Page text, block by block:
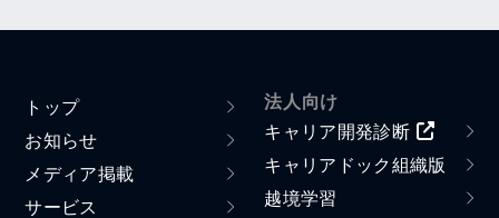
トップ
お知らせ
メディア掲載
サービス
法人向け
キャリア開発診断
キャリアドック組織版
越境学習